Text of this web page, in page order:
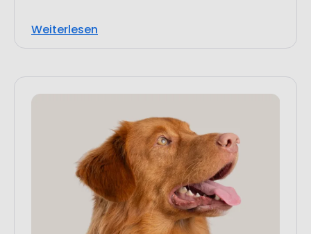
Weiterlesen